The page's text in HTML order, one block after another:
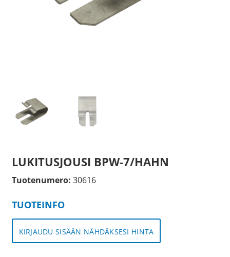
LUKITUSJOUSI BPW-7/HAHN
Tuotenumero: 30616
TUOTEINFO
KIRJAUDU SISÄÄN NÄHDÄKSESI HINTA